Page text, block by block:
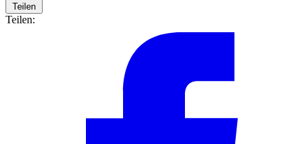
Teilen
Teilen: